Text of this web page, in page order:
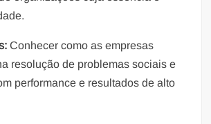
Conhecer como as empresas
resolução de problemas sociais e
performance e resultados de alto